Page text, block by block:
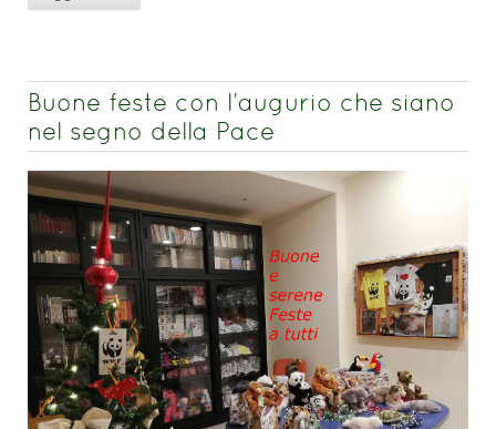
Buone feste con l’augurio che siano
nel segno della Pace